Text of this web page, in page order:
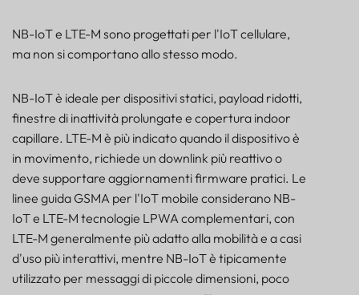
NB-IoT e LTE-M sono progettati per l'IoT cellulare,
ma non si comportano allo stesso modo.
NB-IoT è ideale per dispositivi statici, payload ridotti,
finestre di inattività prolungate e copertura indoor
capillare. LTE-M è più indicato quando il dispositivo è
in movimento, richiede un downlink più reattivo o
deve supportare aggiornamenti firmware pratici. Le
linee guida GSMA per l'IoT mobile considerano NB-
IoT e LTE-M tecnologie LPWA complementari, con
LTE-M generalmente più adatto alla mobilità e a casi
d'uso più interattivi, mentre NB-IoT è tipicamente
utilizzato per messaggi di piccole dimensioni, poco